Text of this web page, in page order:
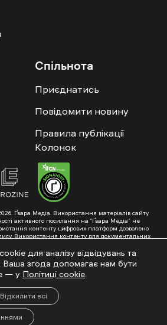
Спільнота
Приєднатись
Повідомити новину
Правила публікації
Колонок
Ґвара Медіа. Використання матеріалів сайту
активного посилання на “Ґвара Медіа” не
контенту цифрових платформ дозволено
Використання контенту для документальних
ідентифікатор медіа – R40-01353. Поштова
Харків, вул. Гоголя, 14, абонентська скринька
hello@gwaramedia.com
для аналізу відвідувань та
Ваша згода допомагає нам бути
— у Політиці cookie
Відхилити всі